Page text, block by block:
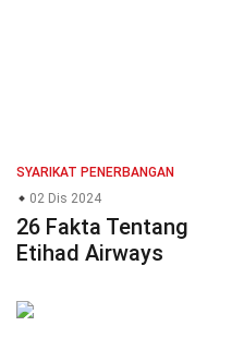
SYARIKAT PENERBANGAN
02 Dis 2024
26 Fakta Tentang
Etihad Airways